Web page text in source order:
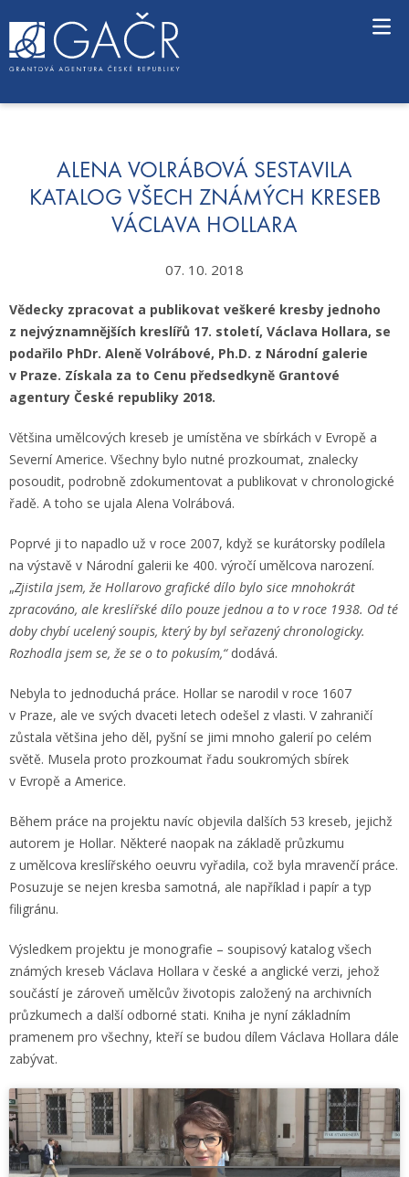
o
ALENA VOLRÁBOVÁ SESTAVILA
KATALOG VŠECH ZNÁMÝCH KRESEB
VÁCLAVA HOLLARA
07. 10. 2018
Vědecky zpracovat a publikovat veškeré kresby jednoho
z nejvýznamnějších kreslířů 17. století, Václava Hollara, se
podařilo PhDr. Aleně Volrábové, Ph.D. z Národní galerie
v Praze. Získala za to Cenu předsedkyně Grantové
agentury České republiky 2018.
Většina umělcových kreseb je umístěna ve sbírkách v Evropě a
Severní Americe. Všechny bylo nutné prozkoumat, znalecky
posoudit, podrobně zdokumentovat a publikovat v chronologické
řadě. A toho se ujala Alena Volrábová.
Poprvé ji to napadlo už v roce 2007, když se kurátorsky podílela
na výstavě v Národní galerii ke 400. výročí umělcova narození.
„Zjistila jsem, že Hollarovo grafické dílo bylo sice mnohokrát
zpracováno, ale kreslířské dílo pouze jednou a to v roce 1938. Od té
doby chybí ucelený soupis, který by byl seřazený chronologicky.
Rozhodla jsem se, že se o to pokusím,“dodává.
Nebyla to jednoduchá práce. Hollar se narodil v roce 1607
v Praze, ale ve svých dvaceti letech odešel z vlasti. V zahraničí
zůstala většina jeho děl, pyšní se jimi mnoho galerií po celém
světě. Musela proto prozkoumat řadu soukromých sbírek
v Evropě a Americe.
Během práce na projektu navíc objevila dalších 53 kreseb, jejichž
autorem je Hollar. Některé naopak na základě průzkumu
z umělcova kreslířského oeuvru vyřadila, což byla mravenčí práce.
Posuzuje se nejen kresba samotná, ale například i papír a typ
filigránu.
Výsledkem projektu je monografie – soupisový katalog všech
známých kreseb Václava Hollara v české a anglické verzi, jehož
součástí je zároveň umělcův životopis založený na archivních
průzkumech a další odborné stati. Kniha je nyní základním
pramenem pro všechny, kteří se budou dílem Václava Hollara dále
zabývat.